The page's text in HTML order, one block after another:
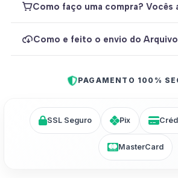
Como faço uma compra? Vocês
Como e feito o envio do
PAGAMENTO 100%
SSL Seguro Pix
MasterCard